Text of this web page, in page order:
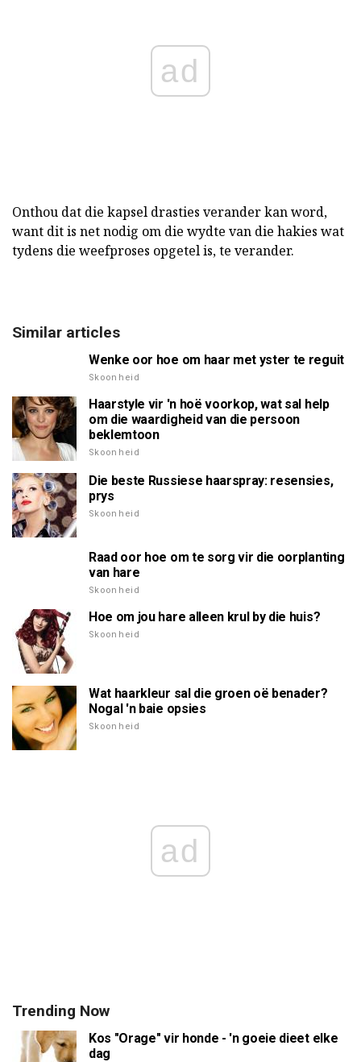
ad
Onthou dat die kapsel drasties verander kan word,
want dit is net nodig om die wydte van die hakies wat
tydens die weefproses opgetel is, te verander.
Similar articles
Wenke oor hoe om haar met yster te reguit
Skoonheid
Haarstyle vir 'n hoë voorkop, wat sal help
om die waardigheid van die persoon
beklemtoon
Skoonheid
Die beste Russiese haarspray: resensies,
prys
Skoonheid
Raad oor hoe om te sorg vir die oorplanting
van hare
Skoonheid
Hoe om jou hare alleen krul by die huis?
Skoonheid
Wat haarkleur sal die groen oë benader?
Nogal 'n baie opsies
Skoonheid
ad
Trending Now
Kos "Orage" vir honde - 'n goeie dieet elke
dag